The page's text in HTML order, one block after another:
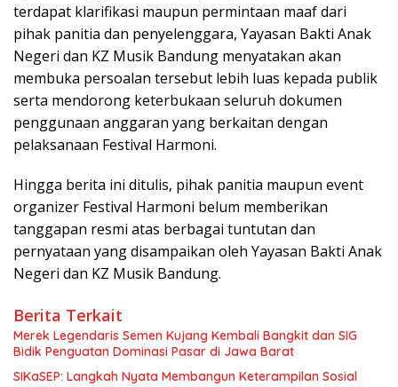
terdapat klarifikasi maupun permintaan maaf dari
pihak panitia dan penyelenggara, Yayasan Bakti Anak
Negeri dan KZ Musik Bandung menyatakan akan
membuka persoalan tersebut lebih luas kepada publik
serta mendorong keterbukaan seluruh dokumen
penggunaan anggaran yang berkaitan dengan
pelaksanaan Festival Harmoni.
Hingga berita ini ditulis, pihak panitia maupun event
organizer Festival Harmoni belum memberikan
tanggapan resmi atas berbagai tuntutan dan
pernyataan yang disampaikan oleh Yayasan Bakti Anak
Negeri dan KZ Musik Bandung.
Berita Terkait
Merek Legendaris Semen Kujang Kembali Bangkit dan SIG
Bidik Penguatan Dominasi Pasar di Jawa Barat
SIKaSEP: Langkah Nyata Membangun Keterampilan Sosial